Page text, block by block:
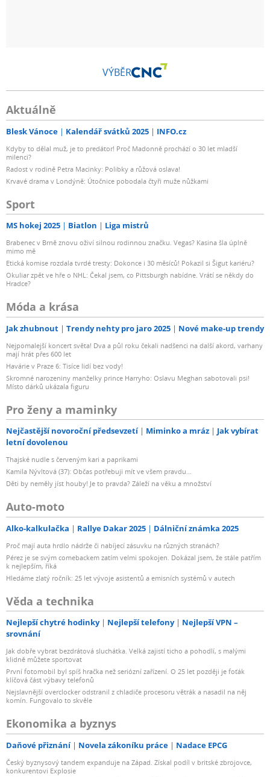
VÝBĚR
Aktuálně
Blesk Vánoce Kalendář svátků 2025 INFO.cz
Kdyby to dělal muž, je to predátor! Proč Madonně prochází o 30 let mladší
milenci?
Radost v rodině Petra Macinky: Polibky a růžová oslava!
Krvavé drama v Londýně: Útočnice pobodala čtyři muže nůžkami
Sport
MS hokej 2025 Biatlon Liga mistrů
Brabenec v Brně znovu oživí silnou rodinnou značku. Vegas? Kasina šla úplně
mimo mě
Etická komise rozdala tvrdé tresty: Dokonce i 30 měsíců! Pokazil si Šigut kariéru?
Okuliar zpět ve hře o NHL: Čekal jsem, co Pittsburgh nabídne. Vrátí se někdy do
Hradce?
Móda a krása
Jak zhubnout Trendy nehty pro jaro 2025 Nové make-up trendy
Nejpomalejší koncert světa! Dva a půl roku čekali nadšenci na další akord, varhany
mají hrát přes 600 let
Havárie v Praze 6: Tisíce lidí bez vody!
Skromné narozeniny manželky prince Harryho: Oslavu Meghan sabotovali psi!
Místo dárků ukázala figuru
Pro ženy a maminky
Nejčastější novoroční předsevzetí Miminko a mráz
Jak vybírat
letní dovolenou
Thajské nudle s červeným kari a paprikami
Kamila Nývltová (37): Občas potřebuji mít ve všem pravdu...
Děti by neměly jíst houby! Je to pravda? Záleží na věku a množství
Auto-moto
Alko-kalkulačka Rallye Dakar 2025 Dálniční známka 2025
Proč mají auta hrdlo nádrže či nabíjecí zásuvku na různých stranách?
Pérez je se svým comebackem zatím velmi spokojen. Dokázal jsem, že stále patřím
k nejlepším, říká
Hledáme zlatý ročník: 25 let vývoje asistentů a emisních systémů v autech
Věda a technika
Nejlepší chytré hodinky Nejlepší telefony
Nejlepší VPN –
srovnání
Jak dobře vybrat bezdrátová sluchátka. Velká zajistí ticho a pohodlí, s malými
klidně můžete sportovat
První fotomobil byl spíš hračka než seriózní zařízení. O 25 let později je foťák
klíčová část výbavy telefonů
Nejslavnější overclocker odstranil z chladiče procesoru větrák a nasadil na něj
komín. Fungovalo to skvěle
Ekonomika a byznys
Daňové přiznání Novela zákoníku práce Nadace EPCG
Český byznysový tandem expanduje na Západ. Získal podíl v britské zbrojovce,
konkurentovi Explosie